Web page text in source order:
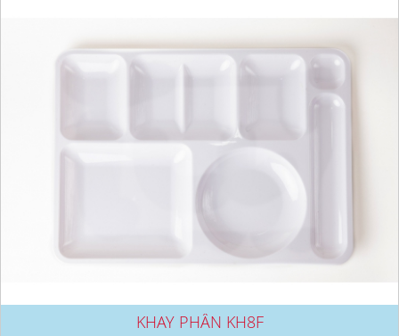
KHAY PHẦN KH8F